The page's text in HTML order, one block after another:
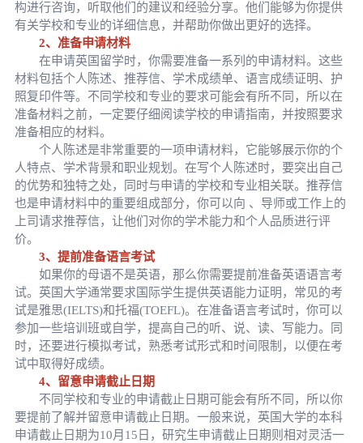
构进行咨询，听取他们的建议和经验分享。他们能够为你提供
有关学校和专业的详细信息，并帮助你做出更好的选择。
2、准备申请材料
在申请英国留学时，你需要准备一系列的申请材料。这些
材料包括个人陈述、推荐信、学术成绩单、语言成绩证明、护
照复印件等。不同学校和专业的要求可能会有所不同，所以在
准备材料之前，一定要仔细阅读学校的申请指南，并按照要求
准备相应的材料。
个人陈述是非常重要的一项申请材料，它能够展示你的个
人特点、学术背景和职业规划。在写个人陈述时，要突出自己
的优势和独特之处，同时与申请的学校和专业相关联。推荐信
也是申请材料中的重要组成部分，你可以向 、导师或工作上的
上司请求推荐信，让他们对你的学术能力和个人品质进行评
价。
3、提前准备语言考试
如果你的母语不是英语，那么你需要提前准备英语语言考
试。英国大学通常要求国际学生提供英语能力证明，常见的考
试是雅思(IELTS)和托福(TOEFL)。在准备语言考试时，你可以
参加一些培训班或自学，提高自己的听、说、读、写能力。同
时，还要进行模拟考试，熟悉考试形式和时间限制，以便在考
试中取得好成绩。
4、留意申请截止日期
不同学校和专业的申请截止日期可能会有所不同，所以你
要提前了解并留意申请截止日期。一般来说，英国大学的本科
申请截止日期为10月15日，研究生申请截止日期则相对灵活一